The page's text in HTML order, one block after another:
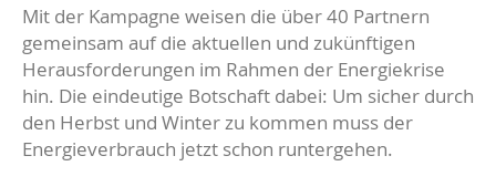
Mit der Kampagne weisen die über 40 Partnern
gemeinsam auf die aktuellen und zukünftigen
Herausforderungen im Rahmen der Energiekrise
hin. Die eindeutige Botschaft dabei: Um sicher durch
den Herbst und Winter zu kommen muss der
Energieverbrauch jetzt schon runtergehen.